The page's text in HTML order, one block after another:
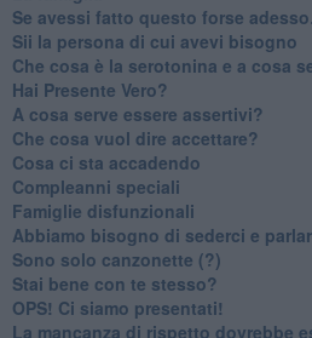
​Se avessi fatto questo forse
​Sii la persona di cui avevi bisogno
Che cosa è la serotonina e a cosa
​Hai Presente Vero?
A cosa serve essere assertivi?
​Che cosa vuol dire accettare?
​Cosa ci sta accadendo
​Compleanni speciali
​Famiglie disfunzionali
​Abbiamo bisogno di sederci e
Sono solo canzonette (?)
​Stai bene con te stesso?
​OPS! Ci siamo presentati!
​La mancanza di rispetto dovrebbe